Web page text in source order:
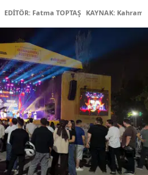
EDİTÖR: Fatma TOPTAŞ KAYNAK: